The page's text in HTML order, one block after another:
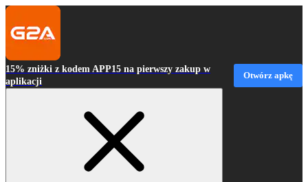
15% zniżki z kodem APP15 na pierwszy zakup w
aplikacji
Otwórz apkę